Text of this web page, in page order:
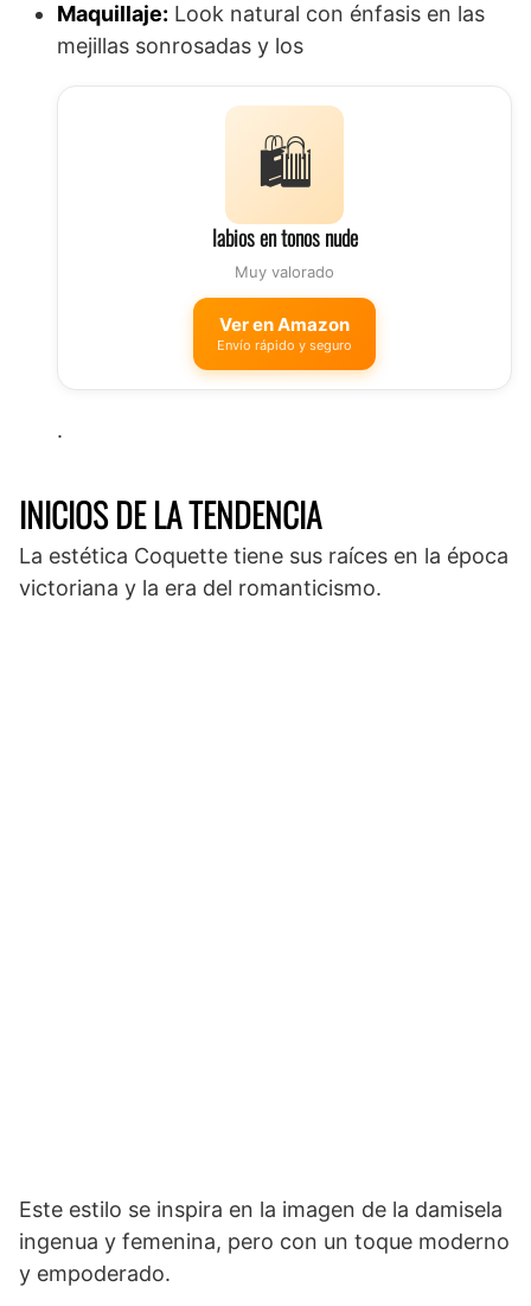
Maquillaje: Look natural con énfasis en las
mejillas sonrosadas y los
🛍️
labios en tonos nude
Muy valorado
Ver en Amazon
Envío rápido y seguro
.
INICIOS DE LA TENDENCIA
La estética Coquette tiene sus raíces en la época
victoriana y la era del romanticismo.
Este estilo se inspira en la imagen de la damisela
ingenua y femenina, pero con un toque moderno
y empoderado.